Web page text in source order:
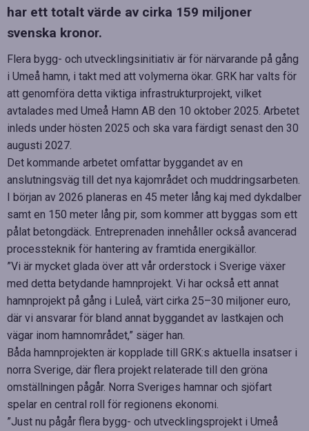
har ett totalt värde av cirka 159 miljoner
svenska kronor.
Flera bygg- och utvecklingsinitiativ är för närvarande på gång
i Umeå hamn, i takt med att volymerna ökar. GRK har valts för
att genomföra detta viktiga infrastrukturprojekt, vilket
avtalades med Umeå Hamn AB den 10 oktober 2025. Arbetet
inleds under hösten 2025 och ska vara färdigt senast den 30
augusti 2027.
Det kommande arbetet omfattar byggandet av en
anslutningsväg till det nya kajområdet och muddringsarbeten.
I början av 2026 planeras en 45 meter lång kaj med dykdalber
samt en 150 meter lång pir, som kommer att byggas som ett
pålat betongdäck. Entreprenaden innehåller också avancerad
processteknik för hantering av framtida energikällor.
”Vi är mycket glada över att vår orderstock i Sverige växer
med detta betydande hamnprojekt. Vi har också ett annat
hamnprojekt på gång i Luleå, värt cirka 25–30 miljoner euro,
där vi ansvarar för bland annat byggandet av lastkajen och
vägar inom hamnområdet,” säger han.
Båda hamnprojekten är kopplade till GRK:s aktuella insatser i
norra Sverige, där flera projekt relaterade till den gröna
omställningen pågår. Norra Sveriges hamnar och sjöfart
spelar en central roll för regionens ekonomi.
”Just nu pågår flera bygg- och utvecklingsprojekt i Umeå